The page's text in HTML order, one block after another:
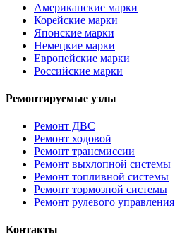
Американские марки
Корейские марки
Японские марки
Немецкие марки
Европейские марки
Российские марки
Ремонтируемые узлы
Ремонт ДВС
Ремонт ходовой
Ремонт трансмиссии
Ремонт выхлопной системы
Ремонт топливной системы
Ремонт тормозной системы
Ремонт рулевого управления
Контакты